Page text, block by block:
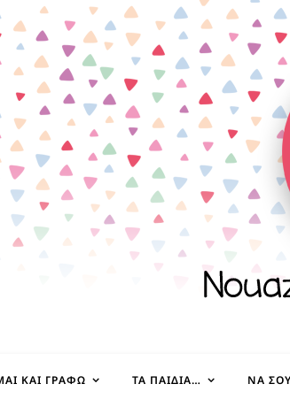
ΚΑΙ ΓΡΆΦΩ ΤΑ ΠΑΙΔΊΑ… ΝΑ